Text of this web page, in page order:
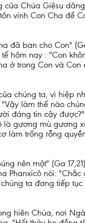
của Chúa Giêsu
vinh Con Cha để
ban cho Con" (Ga
hôm nay : "Con
ở trong Con và Con
chúng ta, vì hiệp
làm thế nào
đáng tin cậy
là gương mù gương
làm trống rỗng
nên một" (Ga
Phanxicô nói: "Chắc
ta đang tiếp tục
hiên Chúa, nơi